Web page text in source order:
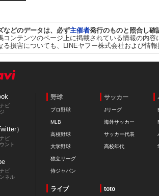
などのデータは、必ず主催者発行のものと照合し確
コンテンツのページ上に掲載されている情報の内
る損害についても、LINEヤフー株式会社および情報
ビ
）
ビ
ント
ビ
ネル
野球
プロ野球
MLB
高校野球
大学野球
独立リーグ
侍ジャパン
サッカー
Jリーグ
海外サッカー
サッカー代表
高校年代
ライブ toto